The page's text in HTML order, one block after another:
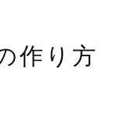
作り方